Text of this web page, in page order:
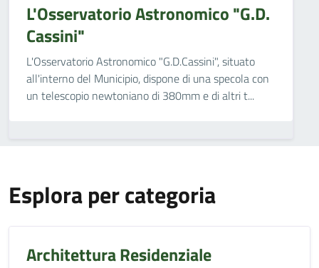
L'Osservatorio Astronomico "G.D.
Cassini"
L'Osservatorio Astronomico "G.D.Cassini", situato
all'interno del Municipio, dispone di una specola con
un telescopio newtoniano di 380mm e di altri t...
Esplora per categoria
Architettura Residenziale